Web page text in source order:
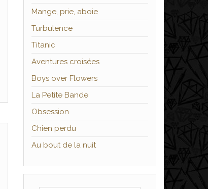
Mange, prie, aboie
Turbulence
Titanic
Aventures croisées
Boys over Flowers
La Petite Bande
Obsession
Chien perdu
Au bout de la nuit